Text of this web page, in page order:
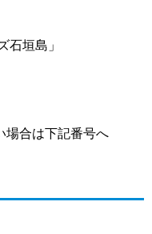
石垣島」
場合は下記番号へ